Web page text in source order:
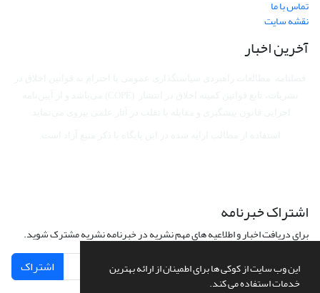
این وب سایت از کوکی ها برای اطمینان از ارائه بهترین
خدمات استفاده می کند.
تماس با ما
نقشه سایت
آخرین اخبار
اشتراک خبرنامه
برای دریافت اخبار و اطلاعیه های مهم نشریه در خبرنامه نشریه مشترک شوید.
اشتراک